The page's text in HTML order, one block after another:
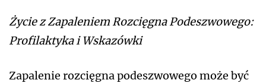
Życie z Zapaleniem Rozcięgna Podeszwowego:
Profilaktyka i Wskazówki
Zapalenie rozcięgna podeszwowego może być